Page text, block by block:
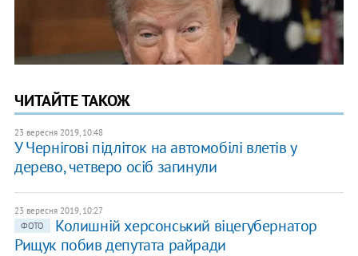
ЧИТАЙТЕ ТАКОЖ
23 вересня 2019, 10:48
У Чернігові підліток на автомобілі влетів у
дерево, четверо осіб загинули
23 вересня 2019, 10:27
ФОТО
Колишній херсонський віцегубернатор
Рищук побив депутата райради